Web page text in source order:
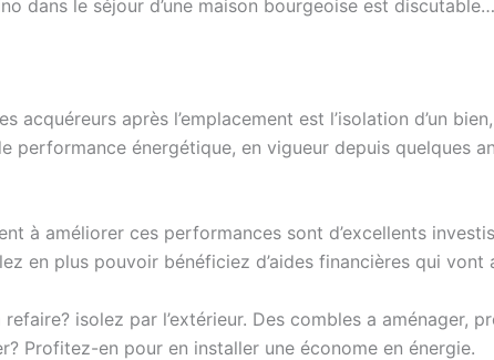
dans le séjour d’une maison bourgeoise est discutable…
acquéreurs après l’emplacement est l’isolation d’un
performance énergétique, en vigueur depuis quelques
à améliorer ces performances sont d’excellents
en plus pouvoir bénéficiez d’aides financières qui
isolez par l’extérieur. Des combles a aménager,
Profitez-en pour en installer une économe en énergie.